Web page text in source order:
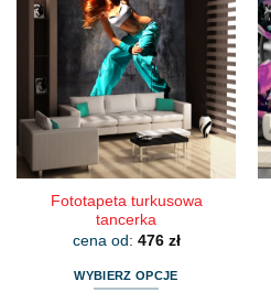
wariantów.
Opcje
można
wybrać
na
stronie
produktu
Fototapeta turkusowa
tancerka
cena od: 476 zł
WYBIERZ OPCJE